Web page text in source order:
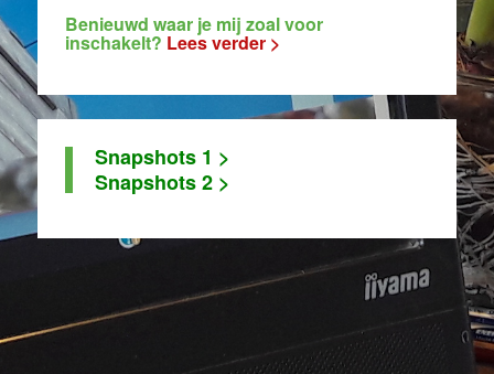
Benieuwd waar je mij zoal voor
inschakelt? Lees verder >
Snapshots 1 >
Snapshots 2 >